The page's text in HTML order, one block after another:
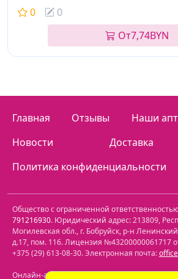
0 0
От7,74BYN
Главная Отзывы Наши
Новости
Доставка
Политика конфиденциальности
Общество с ограниченной
791216930. Юридический адрес:213809,
Могилевская обл., г. Бобруйск, р-н Ленинский
д.17, пом. 116. Лицензия №43200000061717
+375 (29) 613-08-30. Электронная почта:
Онлайн-аптека: г. Бобруйск, ул. Советская